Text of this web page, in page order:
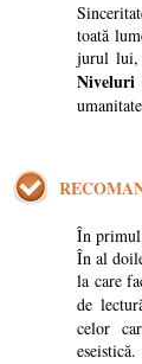
toată
jurul lui,
Niveluri
În primul
În al
la care
de
celor
eseistică.